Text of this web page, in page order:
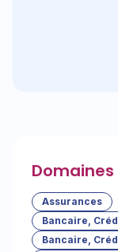
Assurances
Bancaire,
Bancaire,